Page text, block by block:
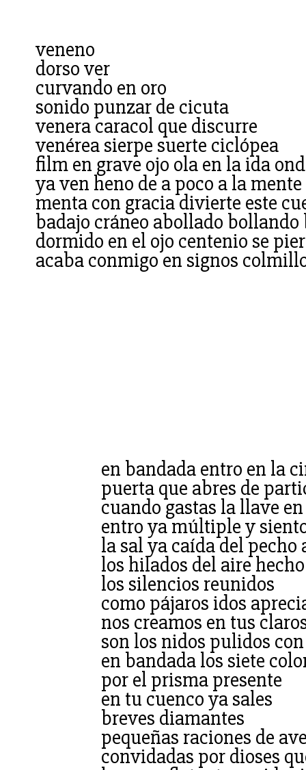
veneno
dorso ver
curvando en oro
sonido punzar de cicuta
venera caracol que discurre
venérea sierpe suerte ciclópea
film en grave ojo ola en la ida
ya ven heno de a poco a la
menta con gracia divierte este
badajo cráneo abollado
dormido en el ojo centenio se
acaba conmigo en signos
en bandada entro en la
puerta que abres de
cuando gastas la llave
entro ya múltiple y
la sal ya caída del pecho
los hilados del aire
los silencios reunidos
como pájaros idos
nos creamos en tus
son los nidos pulidos
en bandada los siete
por el prisma presente
en tu cuenco ya sales
breves diamantes
pequeñas raciones de
convidadas por dioses